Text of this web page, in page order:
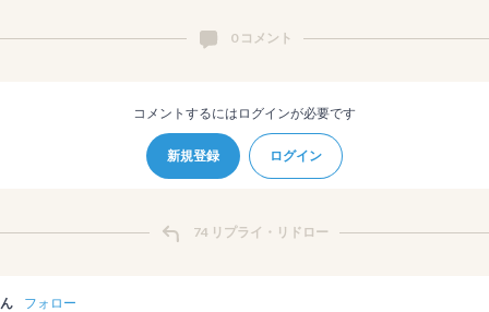
0 コメント
コメントするにはログインが必要です
新規登録 ログイン
74 リプライ・リドロー
フォロー